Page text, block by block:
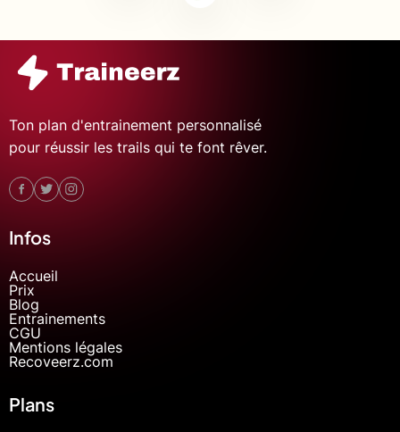
Ton plan d'entrainement personnalisé
pour réussir les trails qui te font rêver.
Infos
Accueil
Prix
Blog
Entrainements
CGU
Mentions légales
Recoveerz.com
Plans